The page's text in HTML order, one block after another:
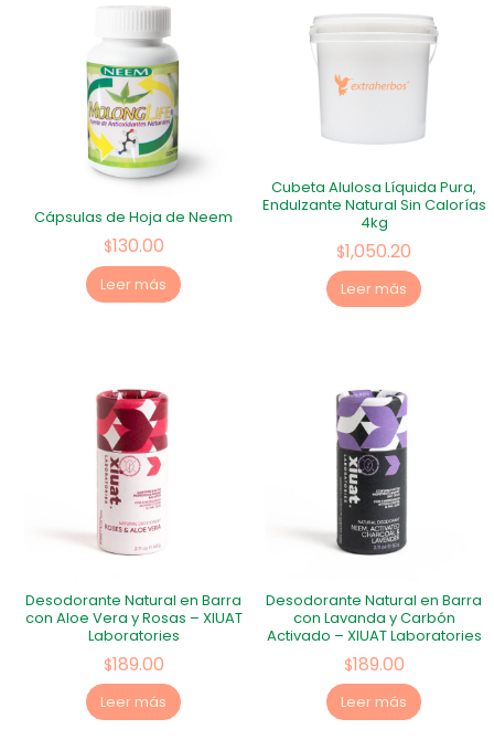
Cápsulas de Hoja de Neem
$130.00
Leer más
Cubeta Alulosa Líquida Pura,
Endulzante Natural Sin Calorías
4kg
$1,050.20
Leer más
Desodorante Natural en Barra
con Aloe Vera y Rosas – XIUAT
Laboratories
$189.00
Leer más
Desodorante Natural en Barra
con Lavanda y Carbón
Activado – XIUAT Laboratories
$189.00
Leer más